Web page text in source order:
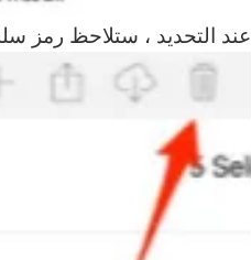
عند التحديد ، ستلاحظ رمز